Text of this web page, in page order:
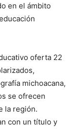
en el ámbito
oferta 22
michoacana,
se ofrecen
la región.
con un título y